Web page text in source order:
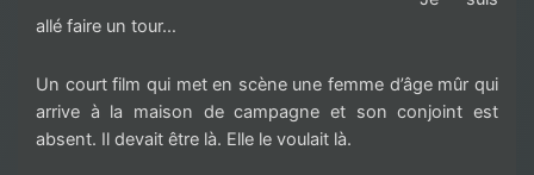
allé faire un tour…
Un court film qui met en scène une femme d’âge mûr qui
arrive à la maison de campagne et son conjoint est
absent. Il devait être là. Elle le voulait là.